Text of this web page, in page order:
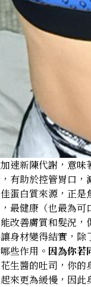
速新陳代謝，意
有助於控管胃口，
蛋白質來源，正
，最健康（也最為
改善膚質和髮況
身材變得結實，
些作用。 因為你若
生醬的吐司，你
來更為緩慢，因